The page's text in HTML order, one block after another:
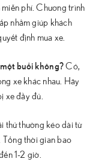
miễn phí. Chương trình
nhằm giúp khách
định mua xe.
buổi không?Có,
xe khác nhau. Hãy
xe đầy đủ.
thử thường kéo dài từ
thời gian bao
1-2 giờ.